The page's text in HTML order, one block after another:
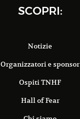
SCOPRI:
Notizie
Organizzatori e sponsor
Ospiti TNHF
Hall of Fear